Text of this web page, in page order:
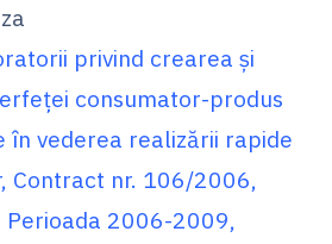
privind crearea şi
consumator-produs
în vederea realizării rapide
Contract nr. 106/2006,
Perioada 2006-2009,